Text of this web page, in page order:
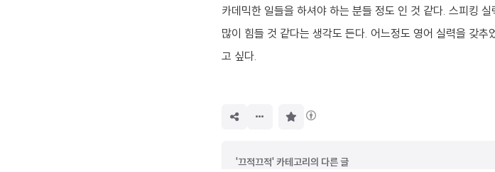
카데믹한 일들을 하셔야 하는 분들 정도 인 것 같다. 스피킹
많이 힘들 것 같다는 생각도 든다. 어느정도 영어 실력을 갖
고 싶다.
'끄적끄적' 카테고리의 다른 글